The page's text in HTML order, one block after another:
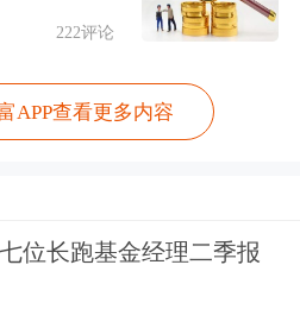
备受市场关注，其核
即宁德时代的深度绑
看，富临精工拟向特
资不超过31.7亿元，
方式一次性全额认
后，宁德时代将成为
222评论
APP查看更多内容
位长跑基金经理二季报